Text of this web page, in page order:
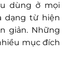
dùng ở mọi
dạng từ hiện
giản. Những
mục đích